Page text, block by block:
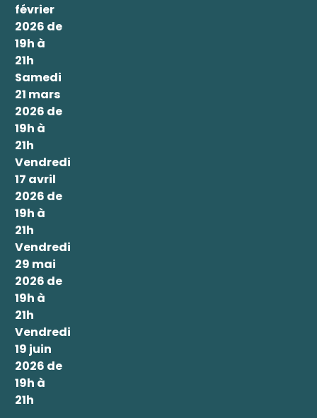
février
2026 de
19h à
21h
Samedi
21 mars
2026 de
19h à
21h
Vendredi
17 avril
2026 de
19h à
21h
Vendredi
29 mai
2026 de
19h à
21h
Vendredi
19 juin
2026 de
19h à
21h